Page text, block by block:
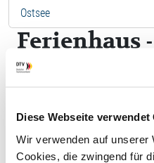
Diese Webseite verwendet
Wir verwenden auf
Cookies, die zwingend für
Ostsee
Ferienhaus -
F